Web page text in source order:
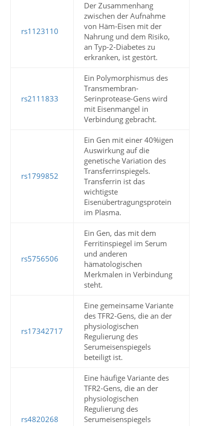
rs1123110
Der Zusammenhang
zwischen der Aufnahme
von Häm-Eisen mit der
Nahrung und dem Risiko,
an Typ-2-Diabetes zu
erkranken, ist gestört.
rs2111833
Ein Polymorphismus des
Transmembran-
Serinprotease-Gens wird
mit Eisenmangel in
Verbindung gebracht.
rs1799852
Ein Gen mit einer 40%igen
Auswirkung auf die
genetische Variation des
Transferrinspiegels.
Transferrin ist das
wichtigste
Eisenübertragungsprotein
im Plasma.
rs5756506
Ein Gen, das mit dem
Ferritinspiegel im Serum
und anderen
hämatologischen
Merkmalen in Verbindung
steht.
rs17342717
Eine gemeinsame Variante
des TFR2-Gens, die an der
physiologischen
Regulierung des
Serumeisenspiegels
beteiligt ist.
rs4820268
Eine häufige Variante des
TFR2-Gens, die an der
physiologischen
Regulierung des
Serumeisenspiegels